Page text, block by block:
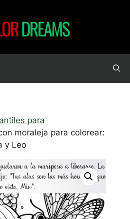
para
moraleja para colorear:
y Leo